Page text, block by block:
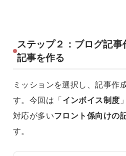
ステップ２：ブログ記
記事を作る
ミッションを選択し、記事作
す。今回は「 インボイス制度
対応が多いフロント係向けの
す。